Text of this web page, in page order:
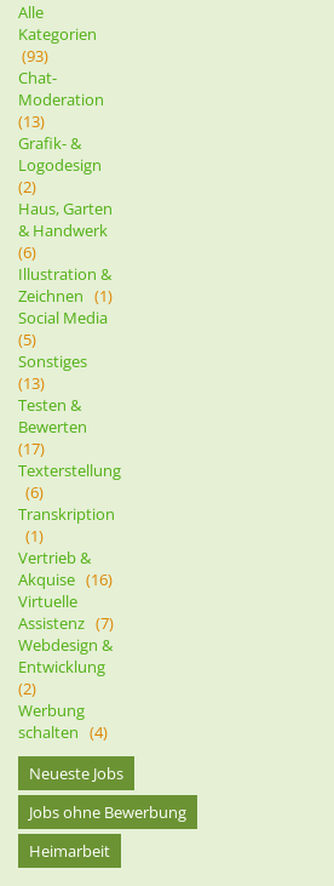
Alle
Kategorien
(93)
Chat-
Moderation
(13)
Grafik- &
Logodesign
(2)
Haus, Garten
& Handwerk
(6)
Illustration &
Zeichnen (1)
Social Media
(5)
Sonstiges
(13)
Testen &
Bewerten
(17)
Texterstellung
(6)
Transkription
(1)
Vertrieb &
Akquise (16)
Virtuelle
Assistenz (7)
Webdesign &
Entwicklung
(2)
Werbung
schalten (4)
Neueste Jobs
Jobs ohne Bewerbung
Heimarbeit